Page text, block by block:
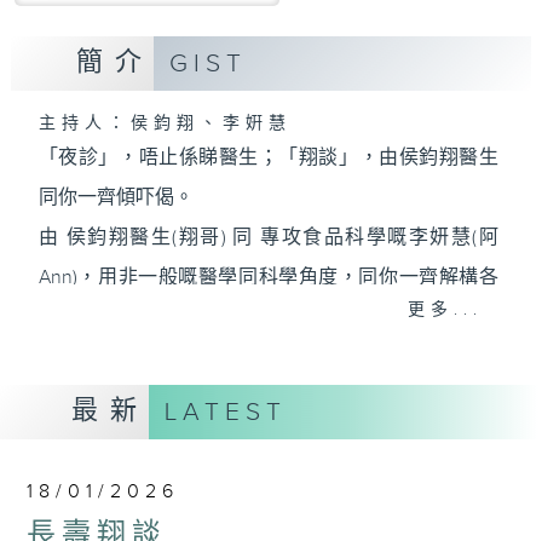
簡介 GIST
主持人：侯鈞翔、李姸慧
「夜診」，唔止係睇醫生；「翔談」，由侯鈞翔醫生
同你一齊傾吓偈。
由 侯鈞翔醫生(翔哥) 同 專攻食品科學嘅李妍慧(阿
Ann)，用非一般嘅醫學同科學角度，同你一齊解構各
到底168斷食，唔食早餐定晚餐好？依啲由細聽到大嘅
論述，孰真孰假，定早就不攻自破？6月2號起，每個
台，預埋你《夜診翔談》。
更多...
最新 LATEST
18/01/2026